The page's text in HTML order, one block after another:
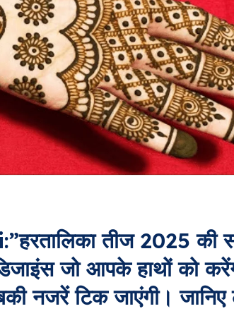
तीज 2025 की
जो आपके हाथों को
नजरें टिक जाएंगी।